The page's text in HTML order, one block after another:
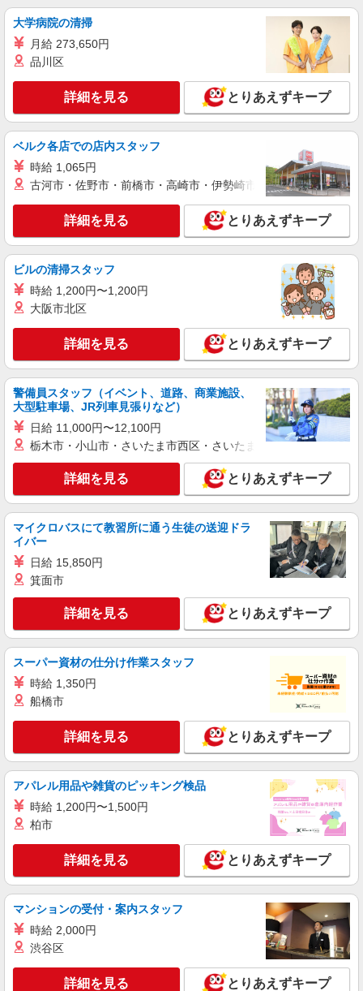
大学病院の清掃
月給 273,650円
品川区
詳細を見る とりあえずキープ
ベルク各店での店内スタッフ
時給 1,065円
古河市・佐野市・前橋市・高崎市・伊勢崎市・太田市・館林市
詳細を見る とりあえずキープ
ビルの清掃スタッフ
時給 1,200円〜1,200円
大阪市北区
詳細を見る とりあえずキープ
警備員スタッフ（イベント、道路、商業施設、
大型駐車場、JR列車見張りなど）
日給 11,000円〜12,100円
栃木市・小山市・さいたま市西区・さいたま市岩槻区・久喜市・
詳細を見る とりあえずキープ
マイクロバスにて教習所に通う生徒の送迎ドラ
イバー
日給 15,850円
箕面市
詳細を見る とりあえずキープ
スーパー資材の仕分け作業スタッフ
時給 1,350円
船橋市
詳細を見る とりあえずキープ
アパレル用品や雑貨のピッキング検品
時給 1,200円〜1,500円
柏市
詳細を見る とりあえずキープ
マンションの受付・案内スタッフ
時給 2,000円
渋谷区
詳細を見る とりあえずキープ